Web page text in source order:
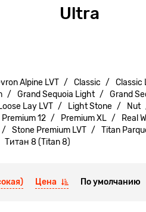
Ultra
Alpine LVT Classic Classic
Grand Sequoia Light Grand
Lay LVT Light Stone Nut
Premium 12 Premium XL Real
Stone Premium LVT Titan
Титан 8 (Titan 8)
Цена По умолчанию